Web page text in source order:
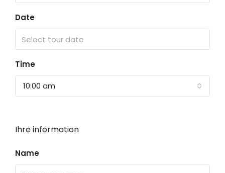
Date
Time
10:00 am
Ihre information
Name